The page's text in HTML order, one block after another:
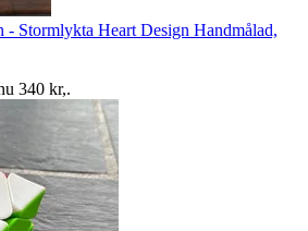
- Stormlykta Heart Design Handmålad,
340 kr,.